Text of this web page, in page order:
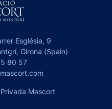
Església, 9
Girona (Spain)
80 57
Mascort